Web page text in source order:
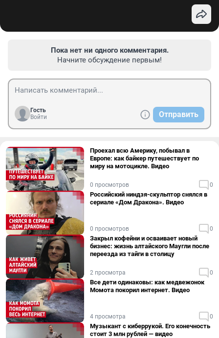
Пока нет ни одного комментария.
Начните обсуждение первым!
Гость
Войти
Отправить
Проехал всю Америку, побывал в
Европе: как байкер путешествует по
миру на мотоцикле. Видео
0 просмотров 0
Российский ниндзя-скульптор снялся в
сериале «Дом Дракона». Видео
0 просмотров 0
Закрыл кофейни и осваивает новый
бизнес: жизнь алтайского Маугли после
переезда из тайги в столицу
2 просмотра 0
Все дети одинаковы: как медвежонок
Момота покорил интернет. Видео
4 просмотра 0
Музыкант с киберрукой. Его конечность
стоит 3 млн рублей — видео